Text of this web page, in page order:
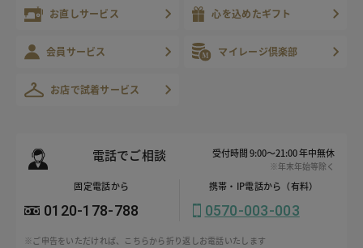
お直しサービス 心を込めたギフト
会員サービス マイレージ倶楽部
お店で試着サービス
電話でご相談 受付時間 9:00～21:00 年中無休
※年末年始等除く
固定電話から
0120-178-788
携帯・IP電話から（有料）
0570-003-003
※ご申告をいただければ、こちらから折り返しお電話いたします